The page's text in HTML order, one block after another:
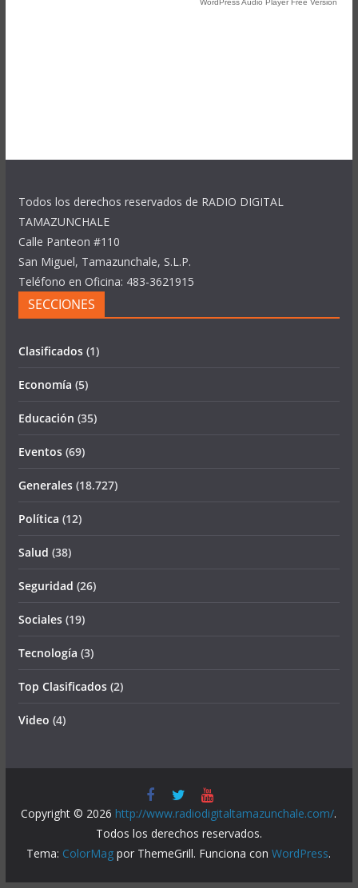
WordPress Audio Player Free Version
Todos los derechos reservados de RADIO DIGITAL
TAMAZUNCHALE
Calle Panteon #110
San Miguel, Tamazunchale, S.L.P.
Teléfono en Oficina: 483-3621915
SECCIONES
Clasificados(1)
Economía (5)
Educación (35)
Eventos(69)
Generales(18.727)
Política (12)
Salud (38)
Seguridad (26)
Sociales(19)
Tecnología (3)
Top Clasificados(2)
Video (4)
Copyright © 2026 http://www.radiodigitaltamazunchale.com/.
Todos los derechos reservados.
Tema: ColorMag por ThemeGrill. Funciona conWordPress.